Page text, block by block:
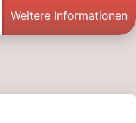
Weitere Informationen